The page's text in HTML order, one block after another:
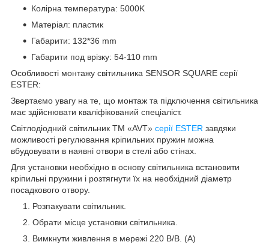
Колірна температура: 5000K
Матеріал: пластик
Габарити: 132*36 mm
Габарити под врізку: 54-110 mm
Особливості монтажу світильника SENSOR SQUARE серії
ESTER:
Звертаємо увагу на те, що монтаж та підключення світильника
має здійснювати кваліфікований спеціаліст.
Світлодіодний світильник ТМ «AVT» серії ESTER завдяки
можливості регулювання кріпильних пружин можна
вбудовувати в наявні отвори в стелі або стінах.
Для установки необхідно в основу світильника встановити
кріпильні пружини і розтягнути їх на необхідний діаметр
посадкового отвору.
Розпакувати світильник.
Обрати місце установки світильника.
Вимкнути живлення в мережі 220 В/В. (А)